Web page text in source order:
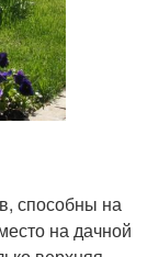
способны на
на дачной